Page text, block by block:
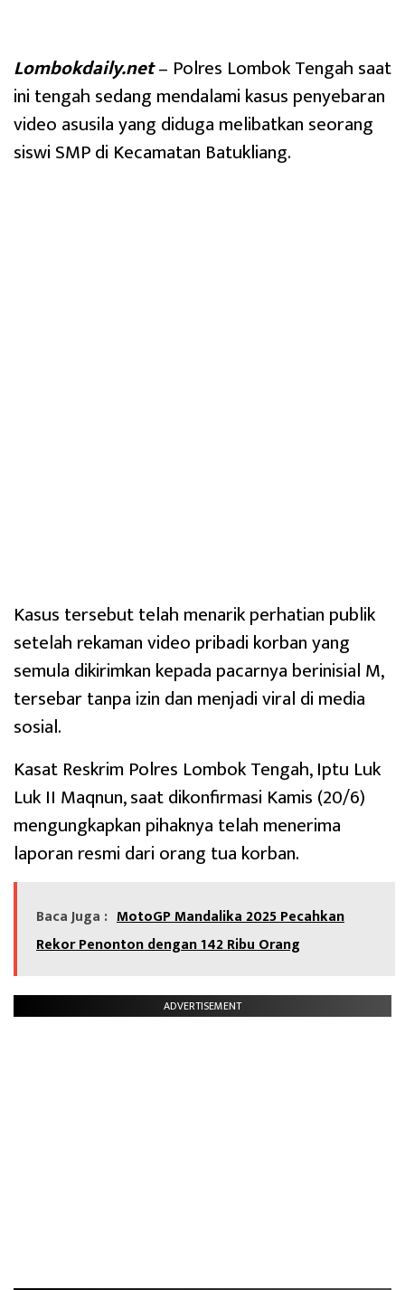
Lombokdaily.net– Polres Lombok Tengah saat
ini tengah sedang mendalami kasus penyebaran
video asusila yang diduga melibatkan seorang
siswi SMP di Kecamatan Batukliang.
‎Kasus tersebut telah menarik perhatian publik
setelah rekaman video pribadi korban yang
semula dikirimkan kepada pacarnya berinisial M,
tersebar tanpa izin dan menjadi viral di media
sosial.
‎Kasat Reskrim Polres Lombok Tengah, Iptu Luk
Luk II Maqnun, saat dikonfirmasi Kamis (20/6)
mengungkapkan pihaknya telah menerima
laporan resmi dari orang tua korban.
Baca Juga : MotoGP Mandalika 2025 Pecahkan
Rekor Penonton dengan 142 Ribu Orang
ADVERTISEMENT